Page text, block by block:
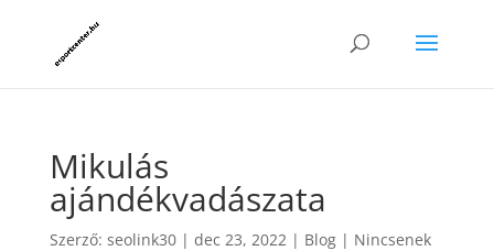
Mikulás
ajándékvadászata
Szerző: seolink30| dec 23, 2022| Blog| Nincsenek